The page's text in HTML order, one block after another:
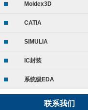
Moldex3D
CATIA
SIMULIA
IC封装
系统级EDA
联系我们